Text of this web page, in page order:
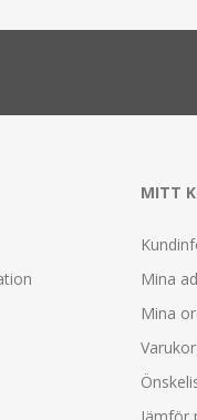
MITT
Mina
Mina